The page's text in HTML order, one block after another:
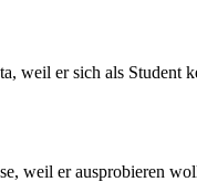
weil er sich als Student
weil er ausprobieren